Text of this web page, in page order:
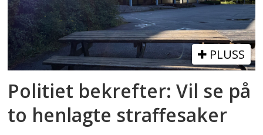
PLUSS
Politiet bekrefter: Vil se på
to henlagte straffesaker